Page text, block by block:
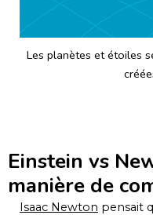
Les planètes et étoiles
Einstein vs
manière de
Isaac Newton pensait